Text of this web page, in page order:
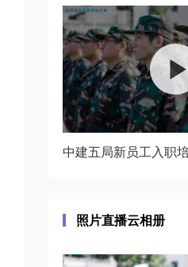
中建五局新员工入职
照片直播云相册